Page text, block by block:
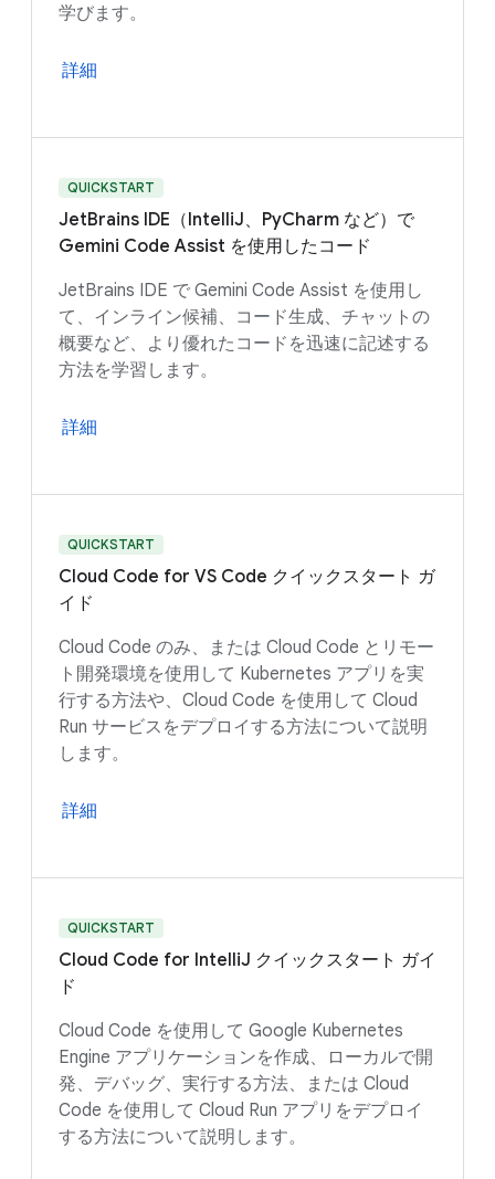
学びます。
詳細
QUICKSTART
JetBrains IDE（IntelliJ、PyCharm など）で
Gemini Code Assist を使用したコード
JetBrains IDE で Gemini Code Assist を使用し
て、インライン候補、コード生成、チャットの
概要など、より優れたコードを迅速に記述する
方法を学習します。
詳細
QUICKSTART
Cloud Code for VS Code クイックスタート ガ
イド
Cloud Code のみ、または Cloud Code とリモー
ト開発環境を使用して Kubernetes アプリを実
行する方法や、Cloud Code を使用して Cloud
Run サービスをデプロイする方法について説明
します。
詳細
QUICKSTART
Cloud Code for IntelliJ クイックスタート ガイ
ド
Cloud Code を使用して Google Kubernetes
Engine アプリケーションを作成、ローカルで開
発、デバッグ、実行する方法、または Cloud
Code を使用して Cloud Run アプリをデプロイ
する方法について説明します。